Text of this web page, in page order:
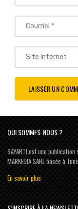
QUI SOMMES-NOUS ?
SAYARTI est une
MARKEDIA SARL basée à
En savoir plus